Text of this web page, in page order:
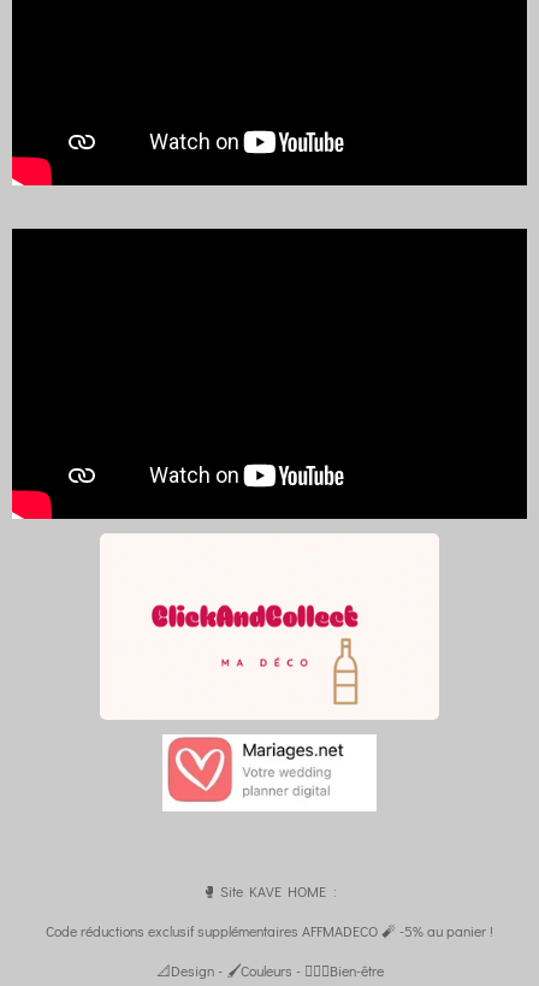
🥊 Site KAVE HOME :
Code réductions exclusif supplémentaires AFFMADECO 🧨 -5% au panier !
📐Design - 🖌️Couleurs - 🧘🏼‍♀️Bien-être